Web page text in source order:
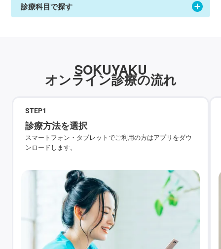
診療科目で探す
SOKUYAKU
オンライン診療の流れ
STEP1
診療方法を選択
スマートフォン・タブレットでご利用の方はアプリをダウ
ンロードします。